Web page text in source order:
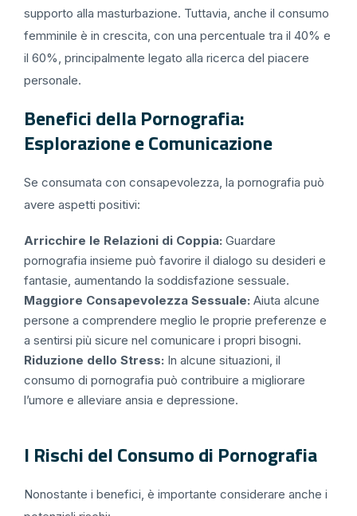
supporto alla masturbazione. Tuttavia, anche il consumo
femminile è in crescita, con una percentuale tra il 40% e
il 60%, principalmente legato alla ricerca del piacere
personale.
Benefici della Pornografia:
Esplorazione e Comunicazione
Se consumata con consapevolezza, la pornografia può
avere aspetti positivi:
Arricchire le Relazioni di Coppia: Guardare
pornografia insieme può favorire il dialogo su desideri e
fantasie, aumentando la soddisfazione sessuale.
Maggiore Consapevolezza Sessuale: Aiuta alcune
persone a comprendere meglio le proprie preferenze e
a sentirsi più sicure nel comunicare i propri bisogni.
Riduzione dello Stress: In alcune situazioni, il
consumo di pornografia può contribuire a migliorare
l’umore e alleviare ansia e depressione.
I Rischi del Consumo di Pornografia
Nonostante i benefici, è importante considerare anche i